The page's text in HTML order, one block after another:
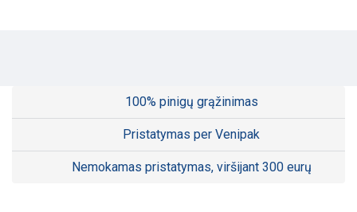
100% pinigų grąžinimas
Pristatymas per Venipak
Nemokamas pristatymas, viršijant 300 eurų